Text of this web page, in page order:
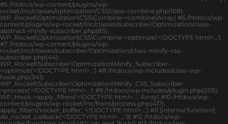
#5 /htdocs/wp-content/plugins/wp-
rocket/inc/classes/optimization/CSS/class-combine.php(108):
WP_Rocket\Optimization\CSS\Combine->combine(Array) #6 /htdocs/wp-
content/plugins/wp-rocket/inc/classes/subscriber/Optimization/class-
abstract-minify-subscriber.php(85):
WP_Rocket\Optimization\CSS\Combine->optimize('<!DOCTYPE html>...')
#7 /htdocs/wp-content/plugins/wp-
rocket/inc/classes/subscriber/Optimization/class-minify-css-
subscriber.php(44):
WP_Rocket\Subscriber\Optimization\Minify_Subscriber-
>optimize('<!DOCTYPE html>...') #8 /htdocs/wp-includes/class-wp-
hook.php(341):
WP_Rocket\Subscriber\Optimization\Minify_CSS_Subscriber-
>process('<!DOCTYPE html>...') #9 /htdocs/wp-includes/plugin.php(205):
WP_Hook->apply_filters('<!DOCTYPE html>...', Array) #10 /htdocs/wp-
content/plugins/wp-rocket/inc/front/process.php(417):
apply_filters('rocket_buffer', '<!DOCTYPE html>...') #11 [internal function]:
do_rocket_callback('<!DOCTYPE html>...', 9) #12 /htdocs/wp-